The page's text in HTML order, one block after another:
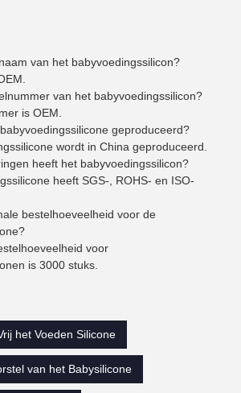
van het babyvoedingssilicon?
van het babyvoedingssilicon?
is OEM.
geproduceerd?
wordt in China geproduceerd.
heeft het babyvoedingssilicon?
heeft SGS-, ROHS- en ISO-
bestelhoeveelheid voor de
voor
is 3000 stuks.
het Voeden Silicone
van het Babysilicone